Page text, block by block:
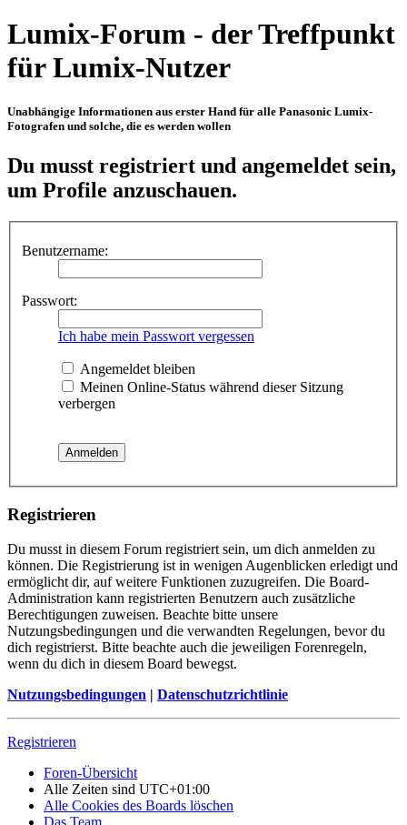
Lumix-Forum - der Treffpunkt
für Lumix-Nutzer
Unabhängige Informationen aus erster Hand für alle Panasonic Lumix-
Fotografen und solche, die es werden wollen
Du musst registriert und angemeldet sein,
um Profile anzuschauen.
Benutzername:
Passwort:
Ich habe mein Passwort vergessen
Angemeldet bleiben
Meinen Online-Status während dieser Sitzung
verbergen
Registrieren
Du musst in diesem Forum registriert sein, um dich anmelden zu
können. Die Registrierung ist in wenigen Augenblicken erledigt und
ermöglicht dir, auf weitere Funktionen zuzugreifen. Die Board-
Administration kann registrierten Benutzern auch zusätzliche
Berechtigungen zuweisen. Beachte bitte unsere
Nutzungsbedingungen und die verwandten Regelungen, bevor du
dich registrierst. Bitte beachte auch die jeweiligen Forenregeln,
wenn du dich in diesem Board bewegst.
Nutzungsbedingungen | Datenschutzrichtlinie
Registrieren
Foren-Übersicht
Alle Zeiten sind UTC+01:00
Alle Cookies des Boards löschen